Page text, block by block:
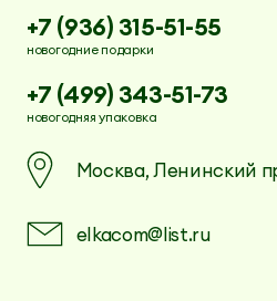
+7 (936) 315-51-55
новогодние подарки
+7 (499) 343-51-73
новогодняя упаковка
Москва, Ленинский
elkacom@list.ru